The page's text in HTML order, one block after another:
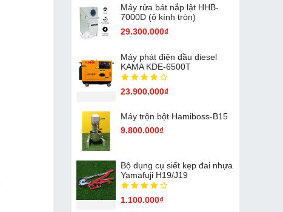
Máy rửa bát nắp lật HHB-
7000D (ô kính tròn)
29.300.000₫
Máy phát điện dầu diesel
KAMA KDE-6500T
23.900.000₫
Máy trộn bột Hamiboss-B15
9.800.000₫
Bộ dụng cụ siết kẹp đai nhựa
Yamafuji H19/J19
1.100.000₫